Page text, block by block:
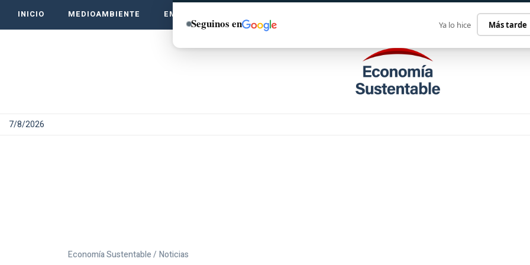
INICIO MEDIOAMBIENTE EMPRENDE VERDE
7/8/2026
Economía Sustentable / Noticias
Seguinos en Ya lo hice Más tarde